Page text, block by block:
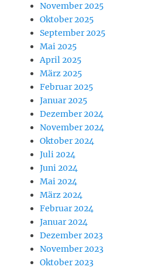
November 2025
Oktober 2025
September 2025
Mai 2025
April 2025
März 2025
Februar 2025
Januar 2025
Dezember 2024
November 2024
Oktober 2024
Juli 2024
Juni 2024
Mai 2024
März 2024
Februar 2024
Januar 2024
Dezember 2023
November 2023
Oktober 2023